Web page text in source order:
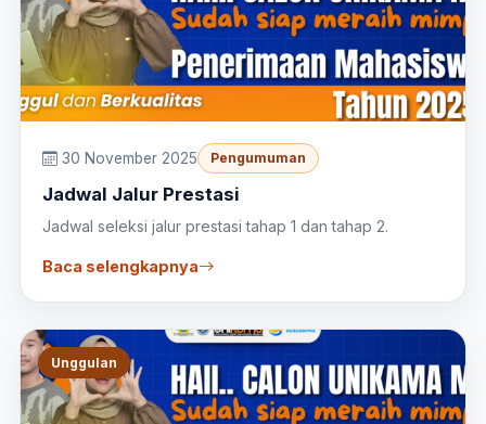
30 November 2025 Pengumuman
Jadwal Jalur Prestasi
Jadwal seleksi jalur prestasi tahap 1 dan tahap 2.
Baca selengkapnya
Unggulan